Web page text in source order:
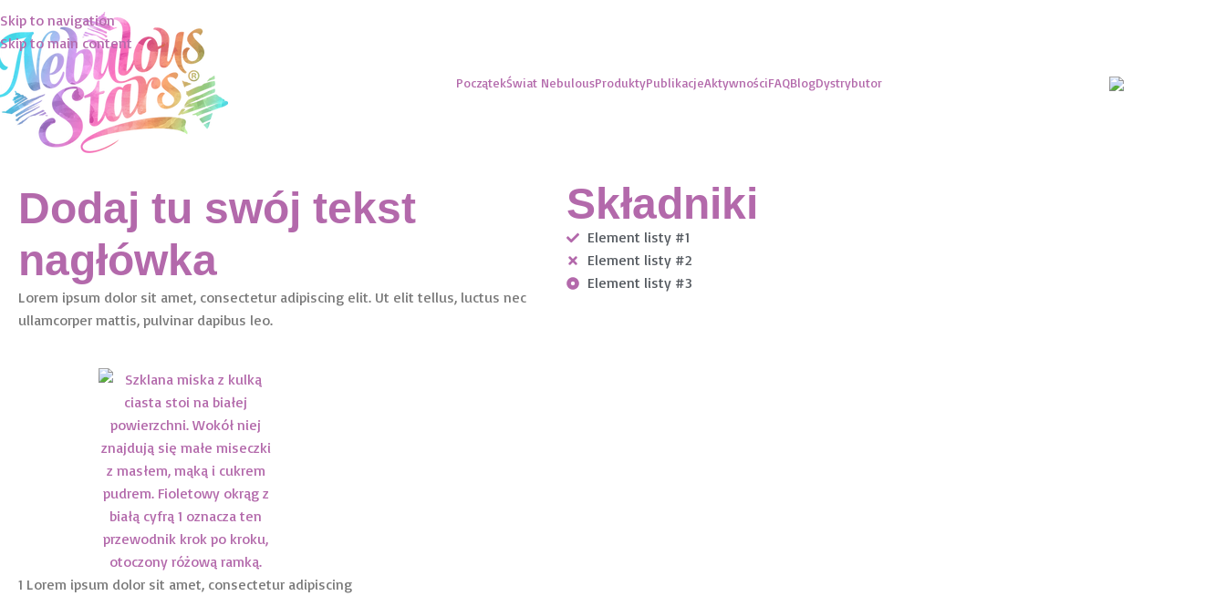
treści
Skip to navigation
Skip to main content
PoczątekŚwiat NebulousProduktyPublikacjeAktywnościFAQBlogDystrybutor
Dodaj tu swój tekst
nagłówka
Lorem ipsum dolor sit amet, consectetur adipiscing elit. Ut elit tellus, luctus nec
ullamcorper mattis, pulvinar dapibus leo.
Składniki
Element listy #1
Element listy #2
Element listy #3
1 Lorem ipsum dolor sit amet, consectetur adipiscing